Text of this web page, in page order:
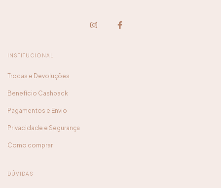
INSTITUCIONAL
Trocas e Devoluções
Benefício Cashback
Pagamentos e Envio
Privacidade e Segurança
Como comprar
DÚVIDAS